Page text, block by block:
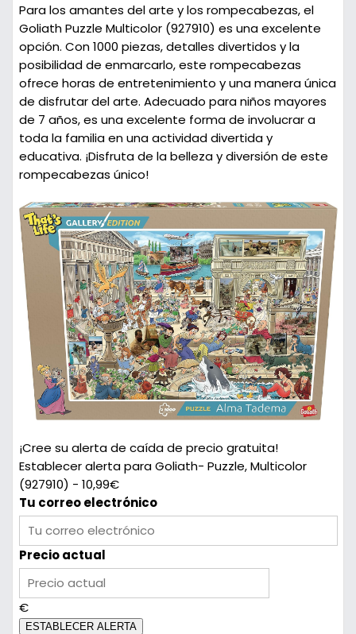
Para los amantes del arte y los rompecabezas, el
Goliath Puzzle Multicolor (927910) es una excelente
opción. Con 1000 piezas, detalles divertidos y la
posibilidad de enmarcarlo, este rompecabezas
ofrece horas de entretenimiento y una manera única
de disfrutar del arte. Adecuado para niños mayores
de 7 años, es una excelente forma de involucrar a
toda la familia en una actividad divertida y
educativa. ¡Disfruta de la belleza y diversión de este
rompecabezas único!
¡Cree su alerta de caída de precio gratuita!
Establecer alerta para Goliath- Puzzle, Multicolor
(927910) - 10,99€
Tu correo electrónico
Precio actual
€
ESTABLECER ALERTA